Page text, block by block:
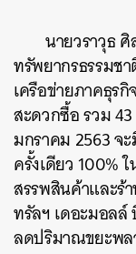
นายวราวุธศิ
ทรัพยากรธรรมช
เครือข่ายภาคธุร
สะดวกซื้อรวม43
มกราคม 2563จ
ครั้งเดียว100%
สรรพสินค้าและร้
ทรัลฯ เดอะมอลล์
ลดปริมาณขยะพ